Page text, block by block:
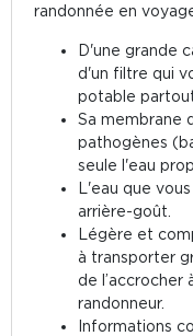
randonnée en
D'une grande
d'un filtre qui
potable
Sa membrane
pathogènes
seule l'eau
L'eau que
arrière-goût.
Légère et
à transporter
de l’accrocher
randonneur.
Informations